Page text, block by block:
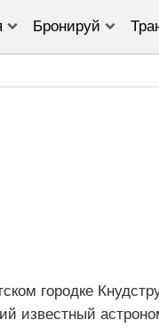
Бронируй
городке
известный